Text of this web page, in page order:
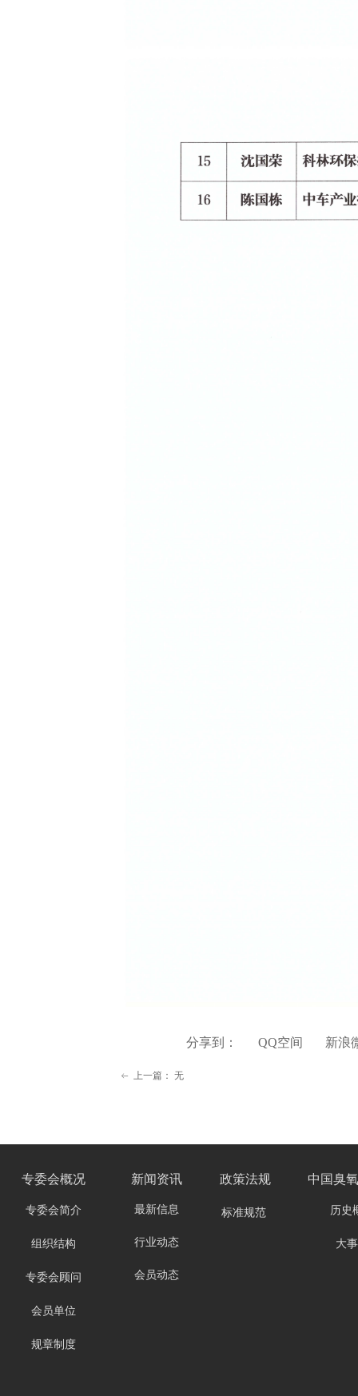
ꂃ 上一篇： 无
分享到： QQ空间 新浪
专委会简介
组织结构
专委会顾问
会员单位
规章制度
中国臭
专委会概况 新闻资讯
标准规范
政策法规
最新信息
行业动态
会员动态
历史
大